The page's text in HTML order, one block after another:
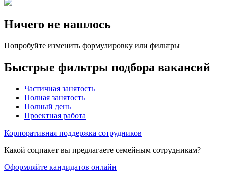
Ничего не нашлось
Попробуйте изменить формулировку или фильтры
Быстрые фильтры подбора вакансий
Частичная занятость
Полная занятость
Полный день
Проектная работа
Корпоративная поддержка сотрудников
Какой соцпакет вы предлагаете семейным сотрудникам?
Оформляйте кандидатов онлайн